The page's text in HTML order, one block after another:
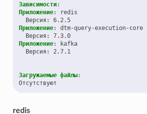
Зависимости:
Приложение:
redis
Версия :
6.2.5
Приложение:
dtm-query-execution-core
Версия :
7.3.0
Приложение:
kafka
Версия : 2.7.1
Загружаемые файлы:
Отсутствуют
redis